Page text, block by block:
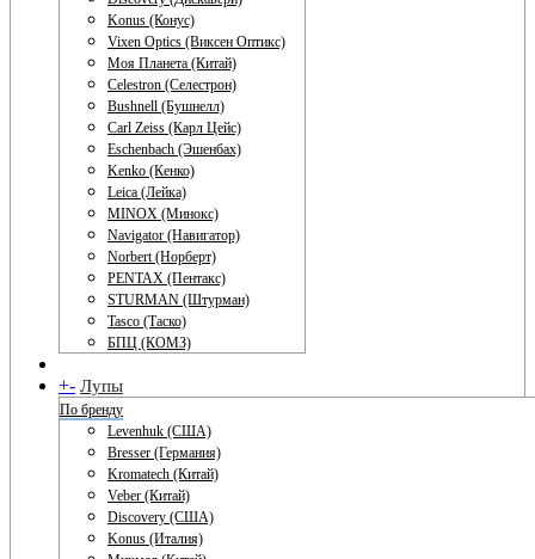
Konus (Конус)
Vixen Optics (Виксен Оптикс)
Моя Планета (Китай)
Celestron (Селестрон)
Bushnell (Бушнелл)
Carl Zeiss (Карл Цейс)
Eschenbach (Эшенбах)
Kenko (Кенко)
Leica (Лейка)
MINOX (Минокс)
Navigator (Навигатор)
Norbert (Норберт)
PENTAX (Пентакс)
STURMAN (Штурман)
Tasco (Таско)
БПЦ (КОМЗ)
+- Лупы
По бренду
Levenhuk (США)
Bresser (Германия)
Kromatech (Китай)
Veber (Китай)
Discovery (США)
Konus (Италия)